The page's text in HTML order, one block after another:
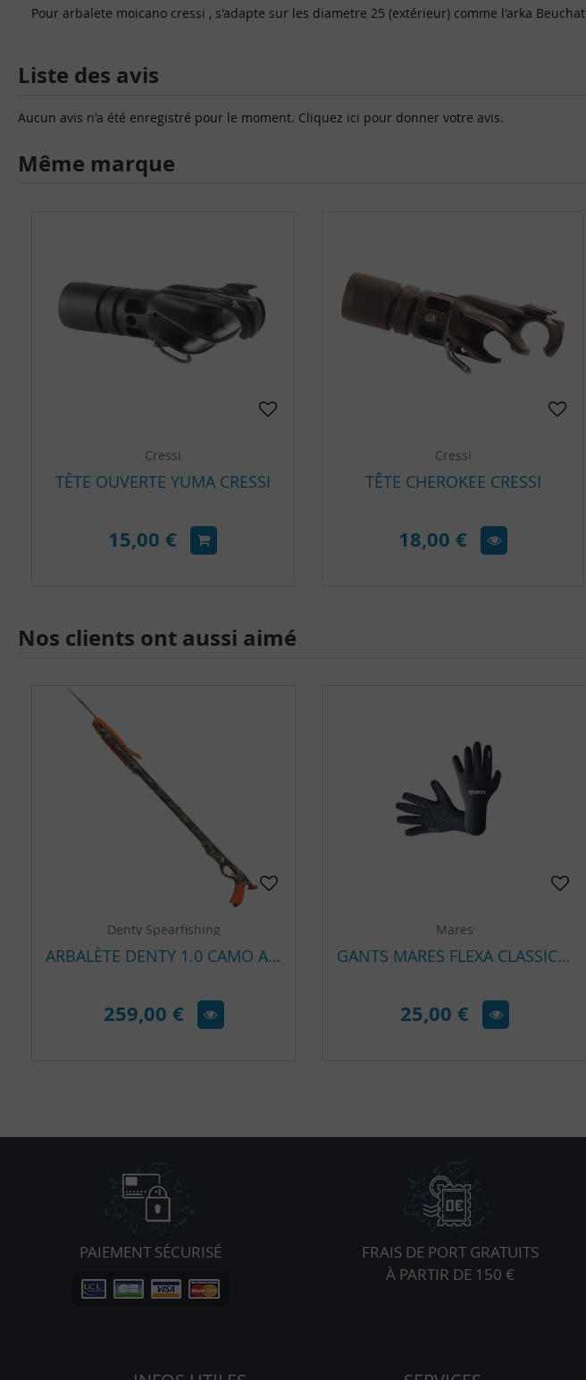
Pour arbalete moicano cressi , s'adapte sur les diametre 25 (extérieur) comme l'arka Beuchat
Liste des avis
Aucun avis n'a été enregistré pour le moment. Cliquez ici pour donner votre avis.
Même marque
Cressi
TÊTE OUVERTE YUMA CRESSI
15,00 €
Cressi
TÊTE CHEROKEE CRESSI
18,00 €
Nos clients ont aussi aimé
Denty Spearfishing
ARBALÈTE DENTY 1.0 CAMO ANACONDA DOUBLE SANDOWS
259,00 €
Mares
GANTS MARES FLEXA CLASSIC 3 MM
25,00 €
PAIEMENT SÉCURISÉ
FRAIS DE PORT GRATUITS
À PARTIR DE 150 €